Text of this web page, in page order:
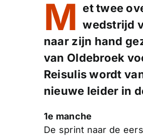
M et twee
wedstrijd
naar zijn hand
van Oldebroek
Reisulis wordt
nieuwe leider in
1e manche
De sprint naar de